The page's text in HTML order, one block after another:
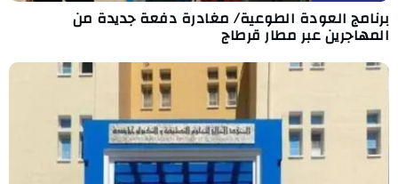
برنامج العودة الطوعية/ مغادرة دفعة جديدة من
المهاجرين عبر مطار قرطاج